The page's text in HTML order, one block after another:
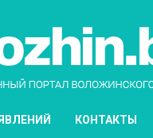
КОНТАКТЫ